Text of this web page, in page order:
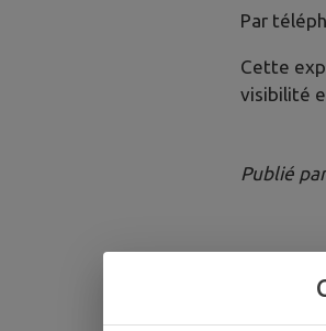
Par
Cette
visibilité
Publié